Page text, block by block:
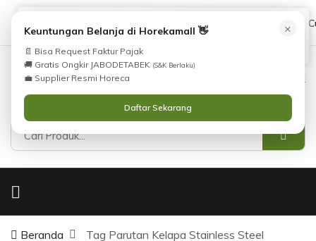
(021) 38783380 08551688000
Masuk
×
Keuntungan Belanja di Horekamall 👋
📄 Bisa Request Faktur Pajak
🚚 Gratis Ongkir JABODETABEK (S&K Berlaku)
💼 Supplier Resmi Horeca
Daftar Sekarang
Beranda Tag Parutan Kelapa Stainless Steel
i
Silahkan lihatKatalog
Hubungi Kami